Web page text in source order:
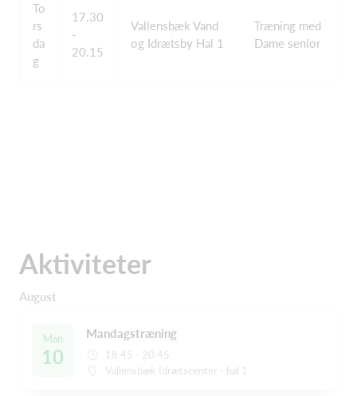
To
rs
da
g
17.30
-
20.15
Vallensbæk Vand
og Idrætsby Hal 1
Træning med
Dame senior
Aktiviteter
August
Man
10
Mandagstræning
18:45 - 20:45
Vallensbæk Idrætscenter - hal 1